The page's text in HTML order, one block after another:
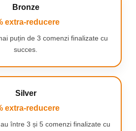
Bronze
extra-reducere
puțin de 3 comenzi finalizate cu
succes.
Silver
extra-reducere
între 3 și 5 comenzi finalizate cu